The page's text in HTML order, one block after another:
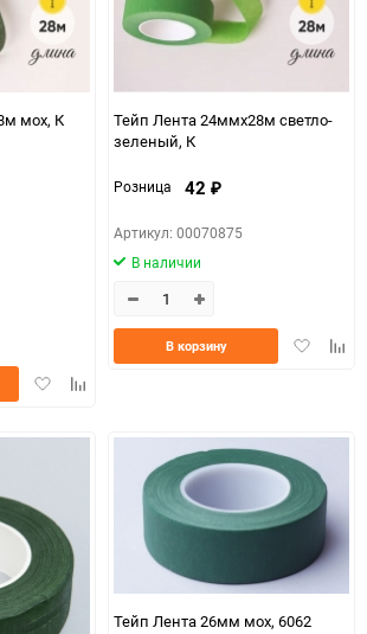
мох, К
ДобавитьДобавить
Тейп Лента 24ммx28м светло-
зеленый, К
Розница 42 ₽
Артикул: 00070875
В наличии
Добавить
В корзину
Тейп Лента 26мм мох, 6062